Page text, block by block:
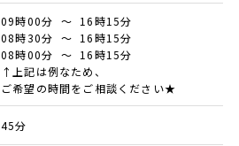
09時00分 ～ 16時15分
08時30分 ～ 16時15分
08時00分 ～ 16時15分
↑上記は例なため、
ご希望の時間をご相談ください★
45分